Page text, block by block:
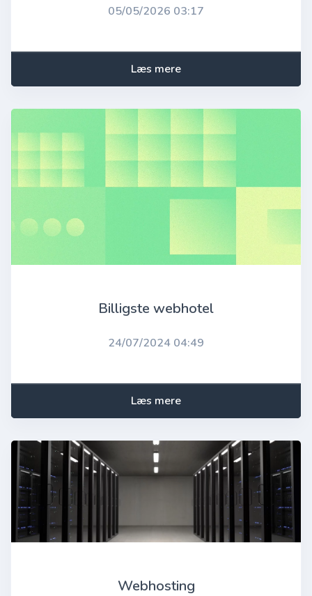
05/05/2026 03:17
Læs mere
Billigste webhotel
24/07/2024 04:49
Læs mere
Webhosting